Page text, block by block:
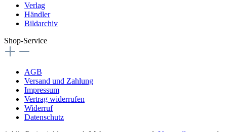
Verlag
Händler
Bildarchiv
Shop-Service
AGB
Versand und Zahlung
Impressum
Vertrag widerrufen
Widerruf
Datenschutz